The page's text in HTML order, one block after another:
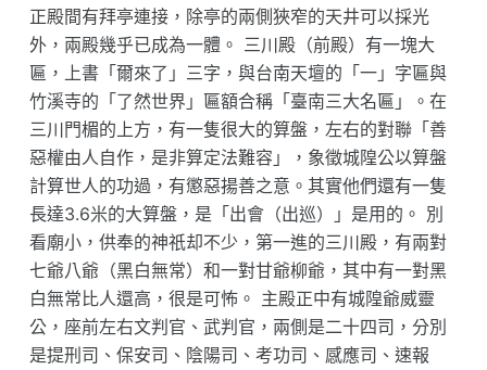
正殿間有拜亭連接，除亭的兩側狹窄的天井可以採光
外，兩殿幾乎已成為一體。 三川殿（前殿）有一塊大
匾，上書「爾來了」三字，與台南天壇的「一」字匾與
竹溪寺的「了然世界」匾額合稱「臺南三大名匾」。在
三川門楣的上方，有一隻很大的算盤，左右的對聯「善
惡權由人自作，是非算定法難容」，象徵城隍公以算盤
計算世人的功過，有懲惡揚善之意。其實他們還有一隻
長達3.6米的大算盤，是「出會（出巡）」是用的。 別
看廟小，供奉的神祇却不少，第一進的三川殿，有兩對
七爺八爺（黑白無常）和一對甘爺柳爺，其中有一對黑
白無常比人還高，很是可怖。 主殿正中有城隍爺威靈
公，座前左右文判官、武判官，兩側是二十四司，分別
是提刑司、保安司、陰陽司、考功司、感應司、速報